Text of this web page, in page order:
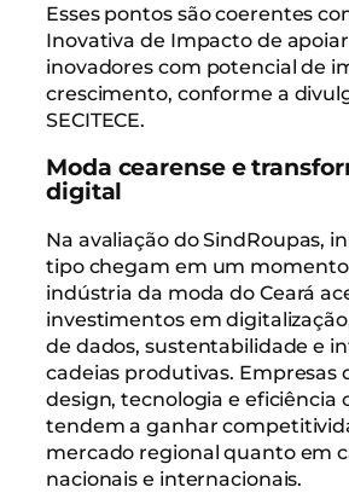
Esses pontos são coerentes
Inovativa de Impacto de
inovadores com potencial de
crescimento, conforme a
SECITECE.
Moda cearense e
digital
Na avaliação do SindRoupas,
tipo chegam em um
indústria da moda do Ceará
investimentos em
de dados, sustentabilidade e
cadeias produtivas. Empresas
design, tecnologia e eficiência
tendem a ganhar
mercado regional quanto em
nacionais e internacionais.